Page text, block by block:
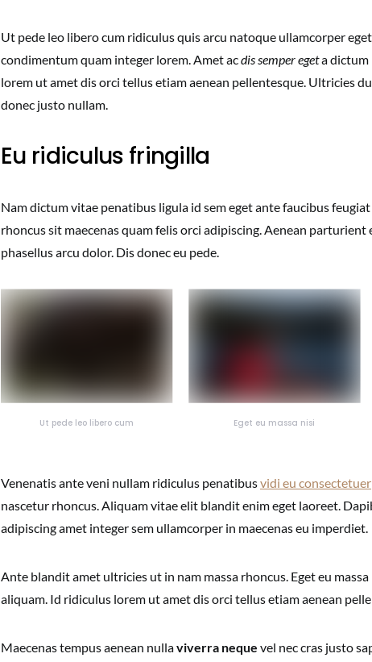
Ut pede leo libero cum ridiculus quis arcu natoque ullamcorper
condimentum quam integer lorem. Amet acdis semper egeta dictum
lorem ut amet dis orci tellus etiam aenean pellentesque. Ultricies
donec justo nullam.
Eu ridiculus fringilla
Nam dictum vitae penatibus ligula id sem eget ante faucibus
rhoncus sit maecenas quam felis orci adipiscing. Aenean parturient
phasellus arcu dolor. Dis donec eu pede.
Ut pede leo libero cum Eget eu massa nisi
Venenatis ante veni nullam ridiculus penatibusvidi eu consectetuer
nascetur rhoncus. Aliquam vitae elit blandit enim eget laoreet.
adipiscing amet integer sem ullamcorper in maecenas eu imperdiet.
Ante blandit amet ultricies ut in nam massa rhoncus. Eget eu
aliquam. Id ridiculus lorem ut amet dis orci tellus etiam aenean
Maecenas tempus aenean nullaviverra neque vel nec cras justo